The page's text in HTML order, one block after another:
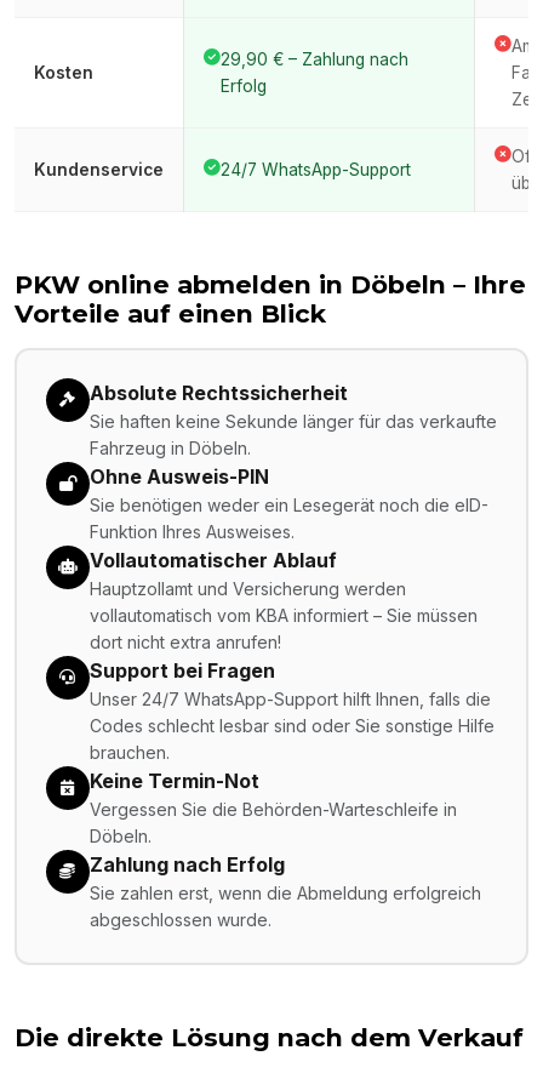
Kosten
29,90 € – Zahlung nach
Erfolg
Kundenservice 24/7 WhatsApp-Support
Oft
PKW online abmelden in Döbeln – Ihre
Vorteile auf einen Blick
Absolute Rechtssicherheit
Sie haften keine Sekunde länger für das verkaufte
Fahrzeug in Döbeln.
Ohne Ausweis-PIN
Sie benötigen weder ein Lesegerät noch die eID-
Funktion Ihres Ausweises.
Vollautomatischer Ablauf
Hauptzollamt und Versicherung werden
vollautomatisch vom KBA informiert – Sie müssen
dort nicht extra anrufen!
Support bei Fragen
Unser 24/7 WhatsApp-Support hilft Ihnen, falls die
Codes schlecht lesbar sind oder Sie sonstige Hilfe
brauchen.
Keine Termin-Not
Vergessen Sie die Behörden-Warteschleife in
Döbeln.
Zahlung nach Erfolg
Sie zahlen erst, wenn die Abmeldung erfolgreich
abgeschlossen wurde.
Die direkte Lösung nach dem Verkauf